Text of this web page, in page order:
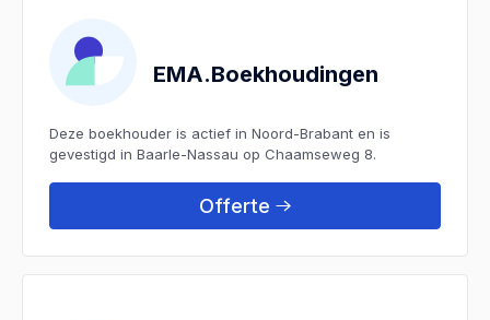
EMA.Boekhoudingen
Deze boekhouder is actief in Noord-Brabant en is
gevestigd in Baarle-Nassau op Chaamseweg 8.
Offerte